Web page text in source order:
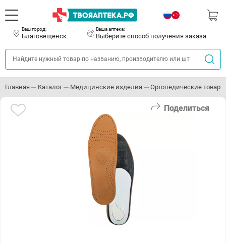
Ваш город:
Благовещенск
Ваша аптека:
Выберите способ получения заказа
Главная Каталог Медицинские изделия Ортопедические товары
Поделиться